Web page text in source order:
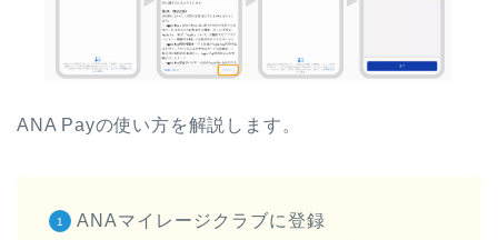
ANA Payの使い方を解説します。
ANAマイレージクラブに登録